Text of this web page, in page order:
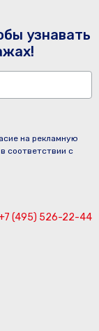
узнавать
на рекламную
соответствии с
(495) 526-22-44